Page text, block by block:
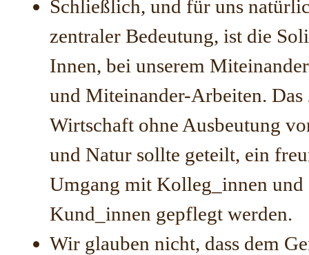
Schließlich, und für uns
zentraler Bedeutung, ist die
Innen, bei unserem
und Miteinander-Arbeiten.
Wirtschaft ohne Ausbeutung
und Natur sollte geteilt, ein
Umgang mit Kolleg_innen und
Kund_innen gepflegt werden.
Wir glauben nicht, dass dem